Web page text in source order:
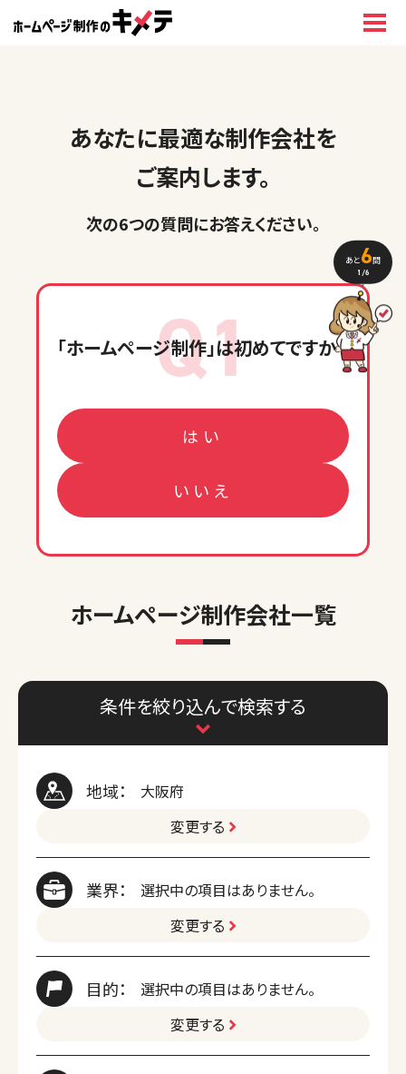
あなたに最適な制作会社を
ご案内します。
次の6つの質問にお答えください。
あと6問
1 /6
Q1
「ホームページ制作」は初めてですか？
はい
いいえ
ホームページ制作会社一覧
条件を絞り込んで検索する
地域：
大阪府
変更する
業界：
選択中の項目はありません。
変更する
目的：
選択中の項目はありません。
変更する